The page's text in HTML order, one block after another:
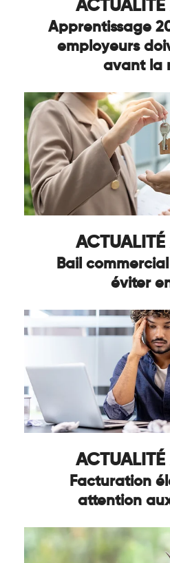
Apprentissage
employeurs
avant la
Bail
éviter
Facturation
attention